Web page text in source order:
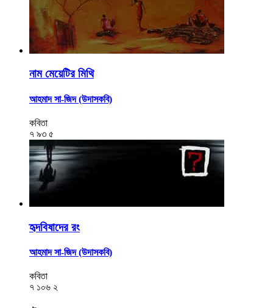
নাম মেয়েটির মিথি
আহমাদ সা-জিদ (উদাসকবি)
কবিতা
৭ ৯৩ ৫
হৃদবিষাদের রং
আহমাদ সা-জিদ (উদাসকবি)
কবিতা
৭ ১০৬ ২